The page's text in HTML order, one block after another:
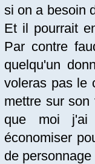
si on a besoin
Et il pourrait
Par contre
quelqu'un
voleras pas le
mettre sur
que moi j'ai
économiser
de